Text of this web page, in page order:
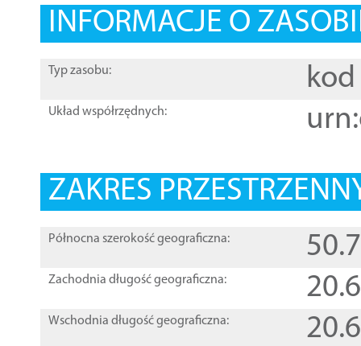
INFORMACJE O
Typ zasobu: kod
Układ współrzędnych:
ZAKRES
Północna szerokość geograficzna:
Zachodnia długość geograficzna:
Wschodnia długość geograficzna: